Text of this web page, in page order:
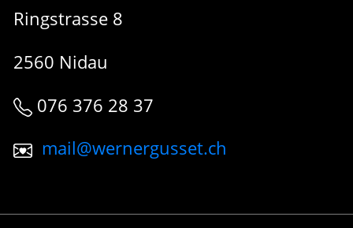
Ringstrasse 8
2560 Nidau
076 376 28 37
mail@wernergusset.ch